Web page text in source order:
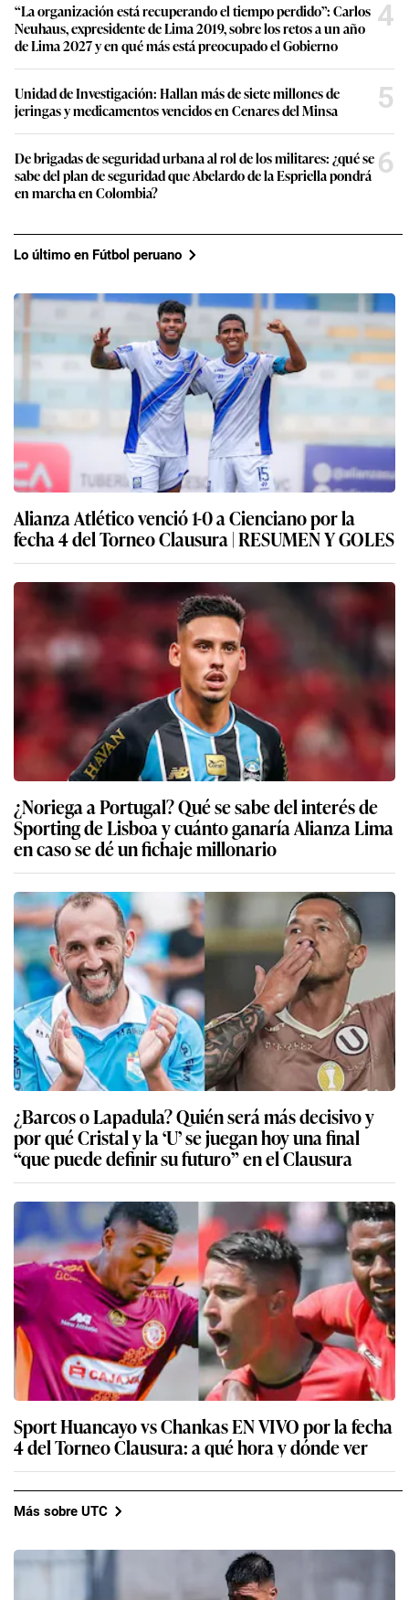
“La organización está recuperando el tiempo perdido”: Carlos
Neuhaus, expresidente de Lima 2019, sobre los retos a un año
de Lima 2027 y en qué más está preocupado el Gobierno
4
Unidad de Investigación: Hallan más de siete millones de
jeringas y medicamentos vencidos en Cenares del Minsa
5
De brigadas de seguridad urbana al rol de los militares: ¿qué se
sabe del plan de seguridad que Abelardo de la Espriella pondrá
en marcha en Colombia?
6
Lo último en Fútbol peruano
Alianza Atlético venció 1-0 a Cienciano por la
fecha 4 del Torneo Clausura | RESUMEN Y GOLES
¿Noriega a Portugal? Qué se sabe del interés de
Sporting de Lisboa y cuánto ganaría Alianza Lima
en caso se dé un fichaje millonario
¿Barcos o Lapadula? Quién será más decisivo y
por qué Cristal y la ‘U’ se juegan hoy una final
“que puede definir su futuro” en el Clausura
Sport Huancayo vs Chankas EN VIVO por la fecha
4 del Torneo Clausura: a qué hora y dónde ver
Más sobre UTC